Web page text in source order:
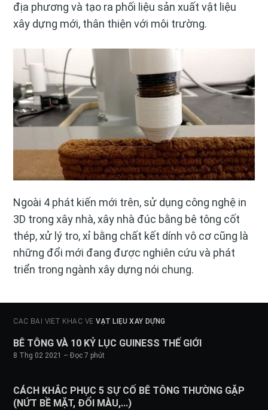
địa phương và tạo ra phối liệu sản xuất vật liệu
xây dựng mới, thân thiện với môi trường.
Ngoài 4 phát kiến mới trên, sử dụng công nghệ in
3D trong xây nhà, xây nhà đúc bằng bê tông cốt
thép, xử lý tro, xỉ bằng chất kết dính vô cơ cũng là
những đổi mới đang được nghiên cứu và phát
triển trong ngành xây dựng nói chung.
CÁC BÀI VIẾT KHÁC VỀ VẬT LIỆU XÂY DỰNG
BÊ TÔNG VÀ 10 KỶ LỤC GUINESS THẾ GIỚI
8 Thg 02 2021 – Đọc 7 phút
CÁCH KHẮC PHỤC 5 SỰ CỐ BÊ TÔNG THƯỜNG GẶP
(NỨT BỀ MẶT, ĐỔI MÀU,...)